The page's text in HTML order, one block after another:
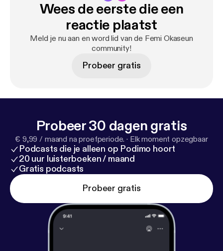
Wees de eerste die een
reactie plaatst
Meld je nu aan en word lid van de Femi Okaseun
community!
Probeer gratis
Probeer 30 dagen gratis
€ 9,99 / maand na proefperiode. · Elk moment opzegbaar
Podcasts die je alleen op Podimo hoort
20 uur luisterboeken / maand
Gratis podcasts
Probeer gratis